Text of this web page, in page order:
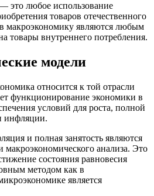
это любое использование
товаров отечественного
макроэкономику являются любым
товары внутреннего потребления.
модели
относится к той отрасли
функционирование экономики в
условий для роста, полной
инфляции.
и полная занятость являются
анализа. Это
состояния равновесия
методом как в
является